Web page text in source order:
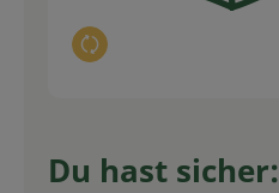
Auswahl ändern
Du hast sicher: